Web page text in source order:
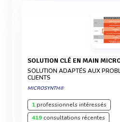
SOLUTION CLÉ EN MAIN
SOLUTION ADAPTÉS AUX
CLIENTS
MICROSYNTH®
1professionnels intéressés
419consultations récentes